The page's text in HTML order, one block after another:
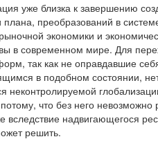
уже близка к завершению
преобразований в
экономики и
в современном мире. Для
так как не оправдавшие
в подобном состоянии, нет
что без него невозможно
надвигающегося
решить.